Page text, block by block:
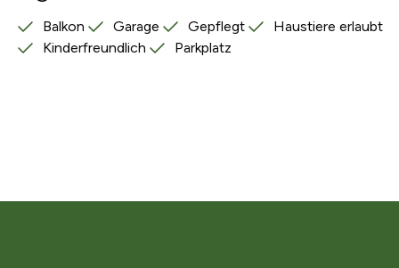
Balkon Garage Gepflegt
Haustiere erlaubt
Kinderfreundlich
Parkplatz